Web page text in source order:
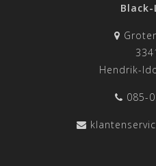
Black-
Hendrik-
085-